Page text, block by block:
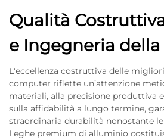
Qualità
e Ingegneria
L'eccellenza costruttiva delle
computer riflette un’attenzione
materiali, alla precisione produttiva
sulla affidabilità a lungo termine,
straordinaria durabilità nonostante
Leghe premium di alluminio